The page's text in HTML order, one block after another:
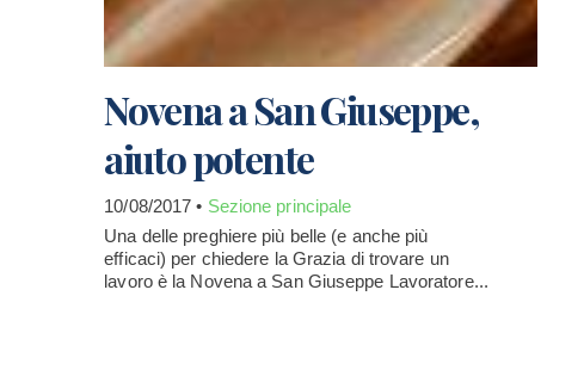
Novena a San Giuseppe,
aiuto potente
10/08/2017 • Sezione principale
Una delle preghiere più belle (e anche più
efficaci) per chiedere la Grazia di trovare un
lavoro è la Novena a San Giuseppe Lavoratore...